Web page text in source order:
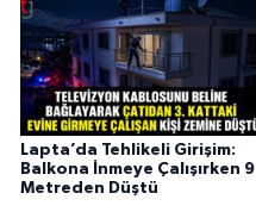
Lapta’da Tehlikeli Girişim:
Balkona İnmeye Çalışırken 9
Metreden Düştü